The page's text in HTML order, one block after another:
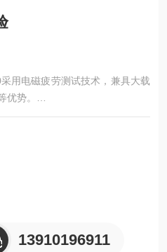
用电磁疲劳测试技术，兼具大载
优势。
13910196911